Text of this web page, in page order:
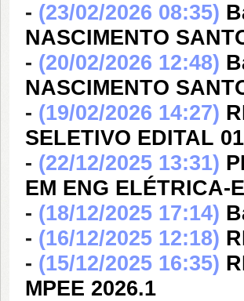
- (23/02/2026 08:35)
NASCIMENTO
- (20/02/2026 12:48)
NASCIMENTO
- (19/02/2026 14:27)
SELETIVO EDITAL
- (22/12/2025 13:31)
EM ENG ELÉTRICA-
- (18/12/2025 17:14)
- (16/12/2025 12:18)
- (15/12/2025 16:35)
MPEE 2026.1